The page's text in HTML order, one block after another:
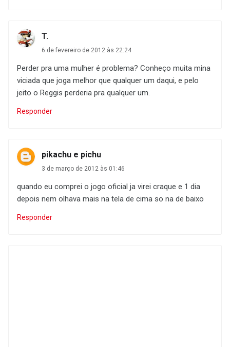
T.
6 de fevereiro de 2012 às 22:24
Perder pra uma mulher é problema? Conheço muita mina
viciada que joga melhor que qualquer um daqui, e pelo
jeito o Reggis perderia pra qualquer um.
Responder
pikachu e pichu
3 de março de 2012 às 01:46
quando eu comprei o jogo oficial ja virei craque e 1 dia
depois nem olhava mais na tela de cima so na de baixo
Responder